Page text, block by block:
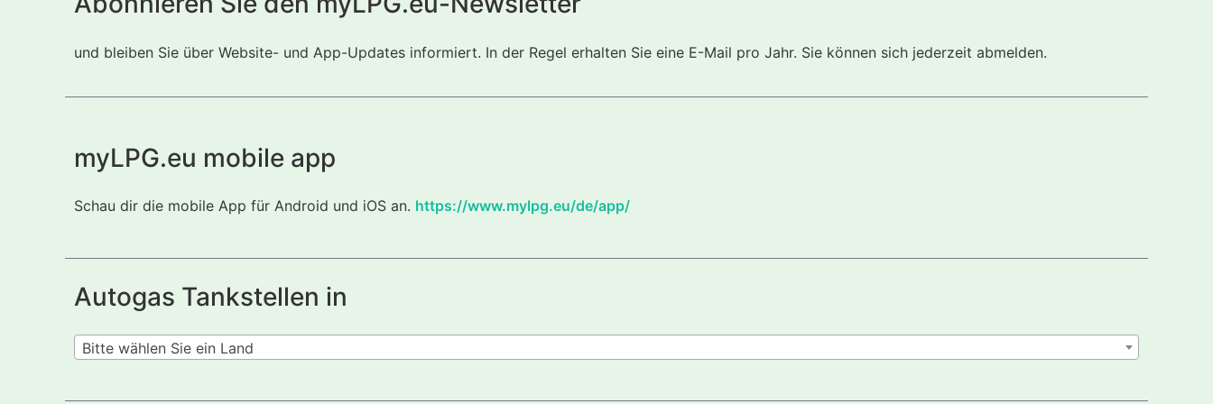
und bleiben Sie über Website- und App-Updates informiert. In der Regel erhalten Sie eine E-Mail pro Jahr. Sie können sich jederzeit abmelden.
myLPG.eu mobile app
Schau dir die mobile App für Android und iOS an. https://www.mylpg.eu/de/app/
Autogas Tankstellen in
Bitte wählen Sie ein Land